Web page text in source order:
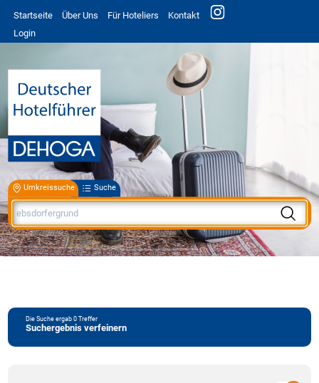
Startseite Über Uns Für Hoteliers
Kontakt
Login
Umkreissuche Suche
Die Suche ergab0Treffer
Suchergebnis verfeinern